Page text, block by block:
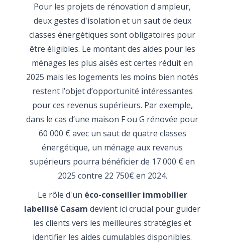
Pour les projets de rénovation d'ampleur,
deux gestes d'isolation et un saut de deux
classes énergétiques sont obligatoires pour
être éligibles. Le montant des aides pour les
ménages les plus aisés est certes réduit en
2025 mais les logements les moins bien notés
restent l’objet d’opportunité intéressantes
pour ces revenus supérieurs. Par exemple,
dans le cas d’une maison F ou G rénovée pour
60 000 € avec un saut de quatre classes
énergétique, un ménage aux revenus
supérieurs pourra bénéficier de 17 000 € en
2025 contre 22 750€ en 2024.
Le rôle d'un éco-conseiller immobilier
labellisé Casam devient ici crucial pour guider
les clients vers les meilleures stratégies et
identifier les aides cumulables disponibles.